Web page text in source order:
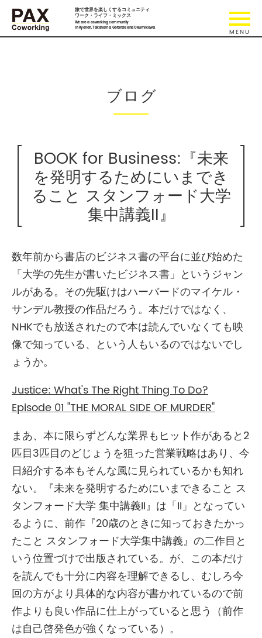
旅で世界を楽しくするコミュニティ
ワーク・ライフ・ミックス
We are a coworking community
in Kyonan, Takahama, Gotanda and Okumikawa.
ブログ
BOOK for Business:『未来
を発明するためにいまでき
ること スタンフォード大学
集中講義II』
数年前から書店のビジネス書の平台に並び始めた
「大学の先生が書いたビジネス書」というジャン
ルがある。その先駆けはハーバードのマイケル・
サンデル教授の作品だろう。本だけではなく、
NHKでも放送されたので本は読んでいなくても映
像で知っている、という人もいるのではないでし
ょうか。
Justice: What's The Right Thing To Do?
Episode 01 "THE MORAL SIDE OF MURDER"
まあ、本に限らずどんな業界もヒット作があると2
匹目3匹目のどじょうを狙った営業戦略はあり、今
日紹介する本もそんな風に見られているかも知れ
ない。『未来を発明するためにいまできること ス
タンフォード大学 集中講義II』は「II」となってい
るように、前作『20歳のときに知っておきたかっ
たこと スタンフォード大学集中講義』の二作目と
いう位置づけで出版されている。が、この本だけ
を読んでも十分に内容を理解できるし、むしろ今
回の方がより具体的な内容が書かれているので前
作よりも良い作品に仕上がっていると思う（前作
は自己啓発色が強くなっている）。